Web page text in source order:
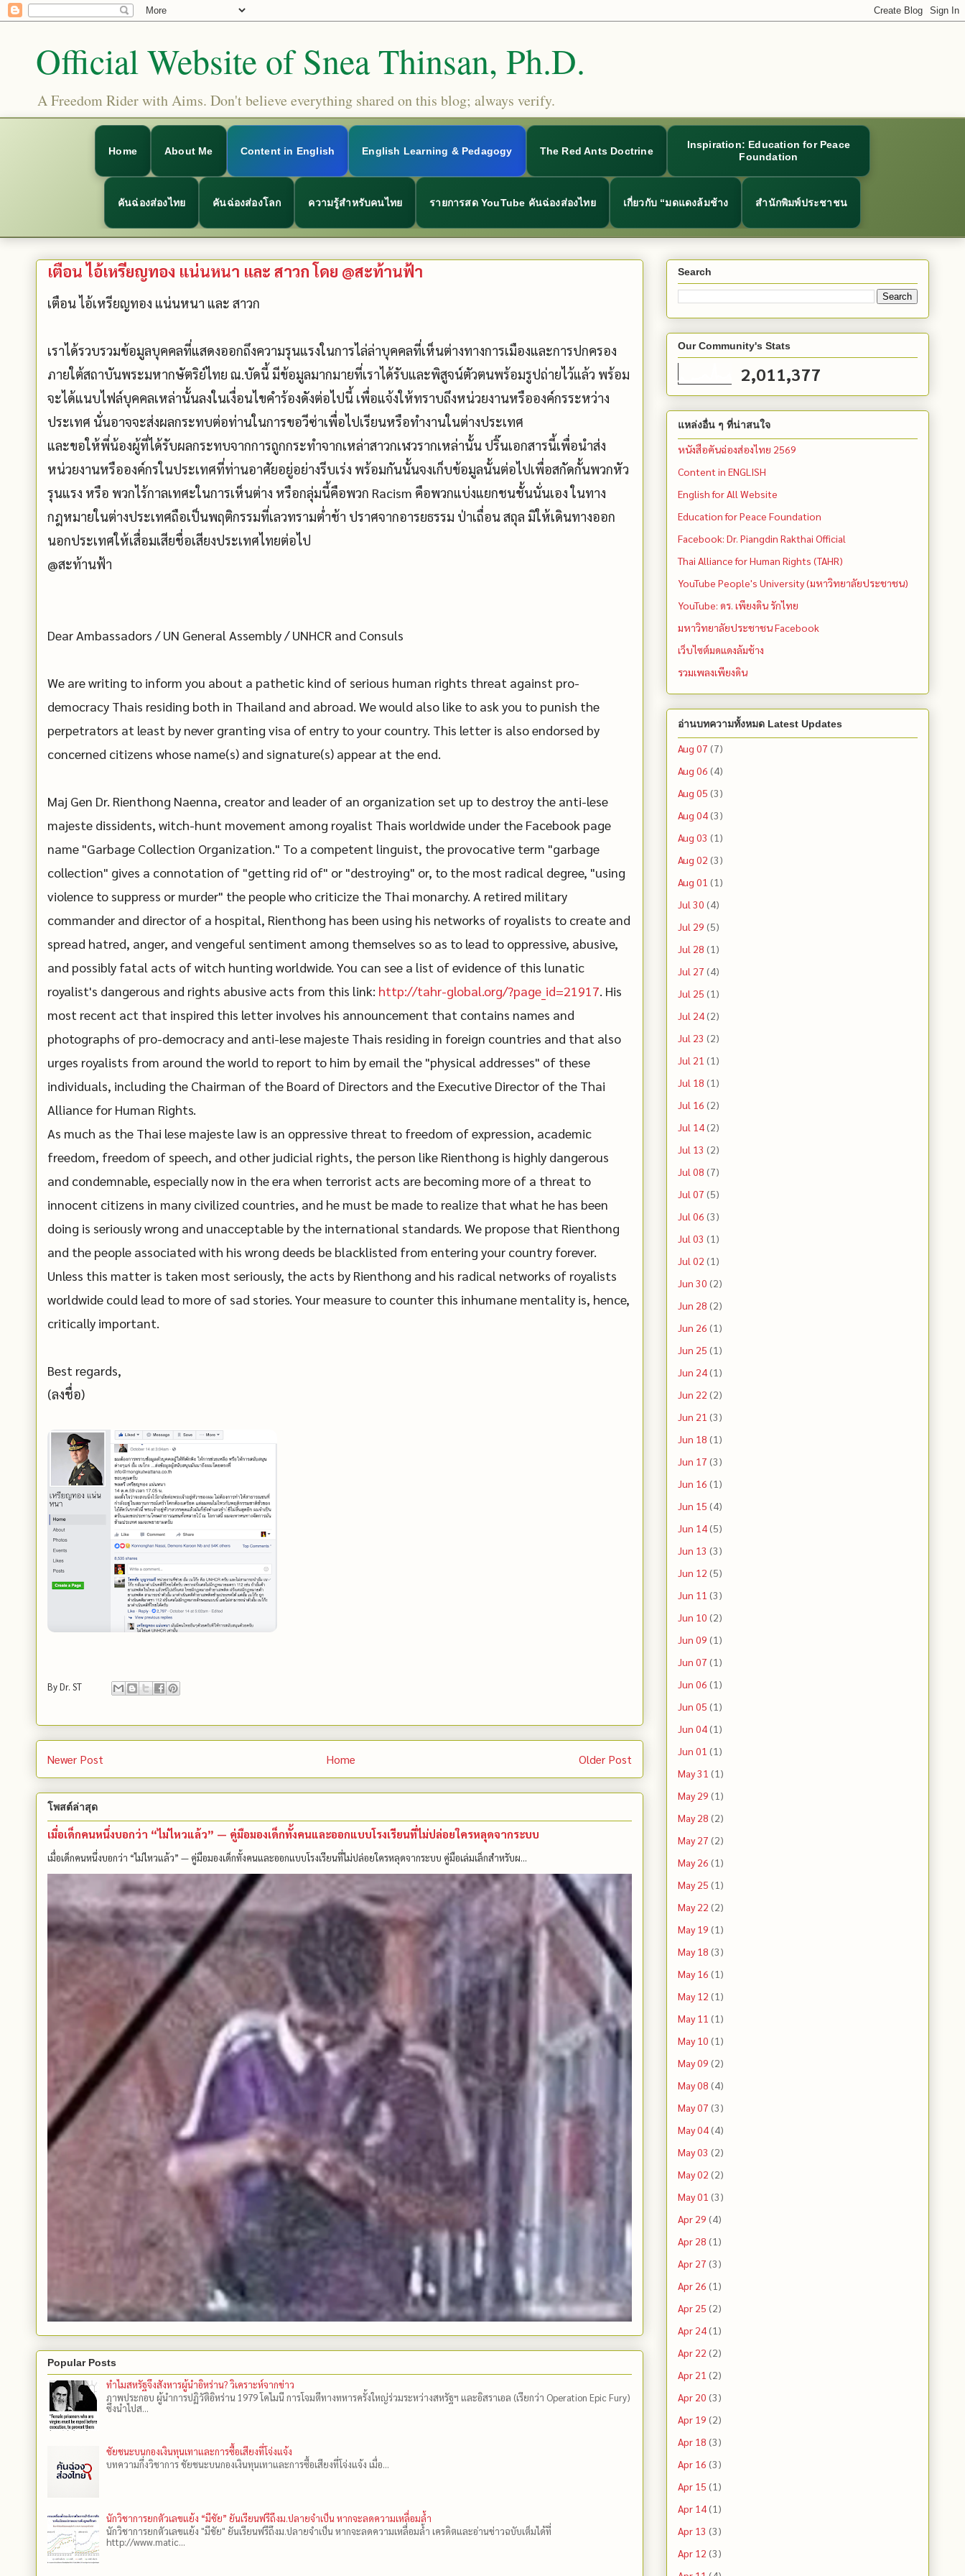
Official Website of Snea Thinsan, Ph.D.
A Freedom Rider with Aims. Don't believe everything shared on this blog; always verify.
Home About Me Content in English English Learning & Pedagogy The Red Ants Doctrine
Inspiration: Education for Peace
Foundation
คันฉ่องส่องไทย คันฉ่องส่องโลก ความรู้สำหรับคนไทย รายการสด YouTube คันฉ่องส่องไทย เกี่ยวกับ “มดแดงล้มช้าง สำนักพิมพ์ประชาชน
เตือน ไอ้เหรียญทอง แน่นหนา และ สาวก โดย @สะท้านฟ้า
เตือน ไอ้เหรียญทอง แน่นหนา และ สาวก
เราได้รวบรวมข้อมูลบุคคลที่แสดงออกถึงความรุนแรงในการไล่ล่าบุคคลที่เห็นต่างทางการเมืองและการปกครอง
ภายใต้สถาบันพระมหากษัตริย์ไทย ณ.บัดนี้ มีข้อมูลมากมายที่เราได้รับและพิสูจน์ตัวตนพร้อมรูปถ่ายไว้แล้ว พร้อม
จะได้แนบไฟล์บุคคลเหล่านั้นลงในเงื่อนไขคำร้องดังต่อไปนี้ เพื่อแจ้งให้ทราบถึงหน่วยงานหรือองค์กรระหว่าง
ประเทศ นั่นอาจจะส่งผลกระทบต่อท่านในการขอวีซ่าเพื่อไปเรียนหรือทำงานในต่างประเทศ
และขอให้พี่น้องผู้ที่ได้รับผลกระทบจากการถูกกระทำจากเหล่าสาวกเฬวรากเหล่านั้น ปริ๊นเอกสารนี้เพื่อนำส่ง
หน่วยงานหรือองค์กรในประเทศที่ท่านอาศัยอยู่อย่างรีบเร่ง พร้อมกันนั้นจงเก็บข้อมูลนั้นต่อไปเพื่อสกัดกั้นพวกหัว
รุนแรง หรือ พวกไร้กาลเทศะในการเห็นต่าง หรือกลุ่มนี้คือพวก Racism คือพวกแบ่งแยกชนชั้นนั่นเอง ในทาง
กฎหมายในต่างประเทศถือเป็นพฤติกรรมที่เลวทรามต่ำช้า ปราศจากอารยธรรม ป่าเถื่อน สถุล มิให้เดินทางออก
นอกประเทศให้เสื่อมเสียชื่อเสียงประเทศไทยต่อไป
@สะท้านฟ้า
Dear Ambassadors / UN General Assembly / UNHCR and Consuls
We are writing to inform you about a pathetic kind of serious human rights threat against pro-
democracy Thais residing both in Thailand and abroad. We would also like to ask you to punish the
perpetrators at least by never granting visa of entry to your country. This letter is also endorsed by
concerned citizens whose name(s) and signature(s) appear at the end.
Maj Gen Dr. Rienthong Naenna, creator and leader of an organization set up to destroy the anti-lese
majeste dissidents, witch-hunt movement among royalist Thais worldwide under the Facebook page
name "Garbage Collection Organization." To a competent linguist, the provocative term "garbage
collection" gives a connotation of "getting rid of" or "destroying" or, to the most radical degree, "using
violence to suppress or murder" the people who criticize the Thai monarchy. A retired military
commander and director of a hospital, Rienthong has been using his networks of royalists to create and
spread hatred, anger, and vengeful sentiment among themselves so as to lead to oppressive, abusive,
and possibly fatal acts of witch hunting worldwide. You can see a list of evidence of this lunatic
royalist's dangerous and rights abusive acts from this link: http://tahr-global.org/?page_id=21917. His
most recent act that inspired this letter involves his announcement that contains names and
photographs of pro-democracy and anti-lese majeste Thais residing in foreign countries and that also
urges royalists from around the world to report to him by email the "physical addresses" of these
individuals, including the Chairman of the Board of Directors and the Executive Director of the Thai
Alliance for Human Rights.
As much as the Thai lese majeste law is an oppressive threat to freedom of expression, academic
freedom, freedom of speech, and other judicial rights, the person like Rienthong is highly dangerous
and condemnable, especially now in the era when terrorist acts are becoming more of a threat to
innocent citizens in many civilized countries, and he must be made to realize that what he has been
doing is seriously wrong and unacceptable by the international standards. We propose that Rienthong
and the people associated with his wrong deeds be blacklisted from entering your country forever.
Unless this matter is taken most seriously, the acts by Rienthong and his radical networks of royalists
worldwide could lead to more of sad stories. Your measure to counter this inhumane mentality is, hence,
critically important.
Best regards,
(ลงชื่อ)
ByDr. ST
Newer Post Older Post
Home
โพสต์ล่าสุด
เมื่อเด็กคนหนึ่งบอกว่า “ไม่ไหวแล้ว” — คู่มือมองเด็กทั้งคนและออกแบบโรงเรียนที่ไม่ปล่อยใครหลุดจากระบบ
เมื่อเด็กคนหนึ่งบอกว่า “ไม่ไหวแล้ว” — คู่มือมองเด็กทั้งคนและออกแบบโรงเรียนที่ไม่ปล่อยใครหลุดจากระบบ คู่มือเล่มเล็กสำหรับผ...
Popular Posts
ทำไมสหรัฐจึงสังหารผู้นำอิหร่าน? วิเคราะห์จากข่าว
ภาพประกอบ ผู้นำการปฏิวัติอิหร่าน 1979 โคไมนี การโจมตีทางทหารครั้งใหญ่ร่วมระหว่างสหรัฐฯ และอิสราเอล (เรียกว่า Operation Epic Fury)
ซึ่งนำไปส...
ชัยชนะบนกองเงินทุนเทาและการซื้อเสียงที่โจ่งแจ้ง
บทความกึ่งวิชาการ ชัยชนะบนกองเงินทุนเทาและการซื้อเสียงที่โจ่งแจ้ง เมื่อ...
นักวิชาการยกตัวเลขแย้ง “มีชัย” ยันเรียนฟรีถึงม.ปลายจำเป็น หากจะลดความเหลื่อมล้ำ
นักวิชาการยกตัวเลขแย้ง "มีชัย" ยันเรียนฟรีถึงม.ปลายจำเป็น หากจะลดความเหลื่อมล้ำ เครดิตและอ่านข่าวฉบับเต็มได้ที่
http://www.matic...
Search
Our Community's Stats
2,011,377
แหล่งอื่น ๆ ที่น่าสนใจ
หนังสือคันฉ่องส่องไทย 2569
Content in ENGLISH
English for All Website
Education for Peace Foundation
Facebook: Dr. Piangdin Rakthai Official
Thai Alliance for Human Rights (TAHR)
YouTube People's University (มหาวิทยาลัยประชาชน)
YouTube: ดร. เพียงดิน รักไทย
มหาวิทยาลัยประชาชน Facebook
เว็บไซต์มดแดงล้มช้าง
รวมเพลงเพียงดิน
อ่านบทความทั้งหมด Latest Updates
Aug 07 (7)
Aug 06 (4)
Aug 05 (3)
Aug 04(3)
Aug 03 (1)
Aug 02 (3)
Aug 01 (1)
Jul 30 (4)
Jul 29 (5)
Jul 28 (1)
Jul 27 (4)
Jul 25 (1)
Jul 24(2)
Jul 23 (2)
Jul 21 (1)
Jul 18 (1)
Jul 16 (2)
Jul 14(2)
Jul 13 (2)
Jul 08 (7)
Jul 07 (5)
Jul 06 (3)
Jul 03 (1)
Jul 02 (1)
Jun 30 (2)
Jun 28 (2)
Jun 26 (1)
Jun 25 (1)
Jun 24(1)
Jun 22 (2)
Jun 21 (3)
Jun 18 (1)
Jun 17 (3)
Jun 16 (1)
Jun 15 (4)
Jun 14(5)
Jun 13 (3)
Jun 12 (5)
Jun 11 (3)
Jun 10 (2)
Jun 09 (1)
Jun 07 (1)
Jun 06 (1)
Jun 05 (1)
Jun 04(1)
Jun 01 (1)
May 31 (1)
May 29 (1)
May 28 (2)
May 27 (2)
May 26 (1)
May 25 (1)
May 22 (2)
May 19 (1)
May 18 (3)
May 16 (1)
May 12 (1)
May 11 (1)
May 10 (1)
May 09 (2)
May 08 (4)
May 07 (3)
May 04(4)
May 03 (2)
May 02 (2)
May 01 (3)
Apr 29 (4)
Apr 28 (1)
Apr 27 (3)
Apr 26 (1)
Apr 25 (2)
Apr 24(1)
Apr 22 (2)
Apr 21 (2)
Apr 20 (3)
Apr 19 (2)
Apr 18 (3)
Apr 16 (3)
Apr 15 (1)
Apr 14(1)
Apr 13 (3)
Apr 12 (3)